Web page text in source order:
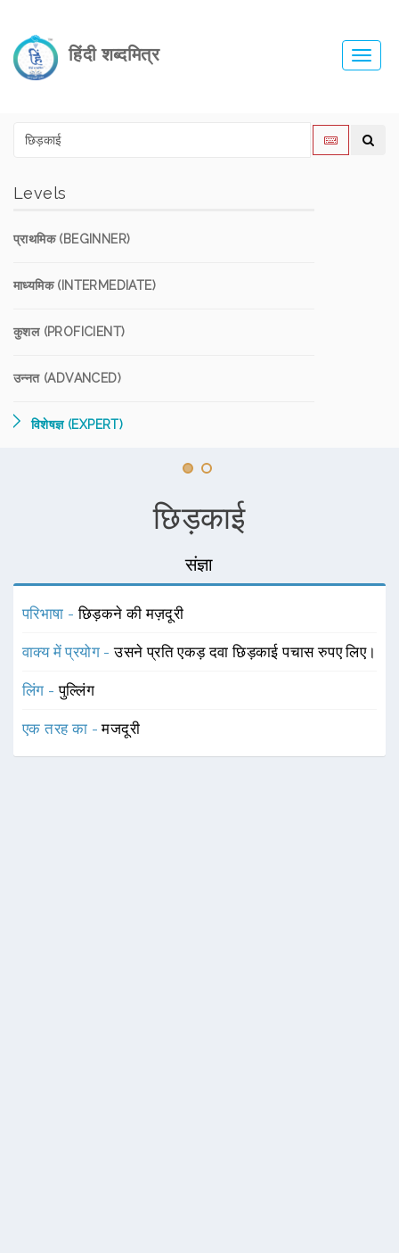
हिंदी शब्दमित्र
Levels
प्राथमिक (BEGINNER)
माध्यमिक (INTERMEDIATE)
कुशल (PROFICIENT)
उन्नत (ADVANCED)
विशेषज्ञ (EXPERT)
छिड़काई
संज्ञा
परिभाषा -छिड़कने की मज़दूरी
वाक्य में प्रयोग -उसने प्रति एकड़ दवा छिड़काई पचास रुपए लिए।
लिंग -पुल्लिंग
एक तरह का -मजदूरी